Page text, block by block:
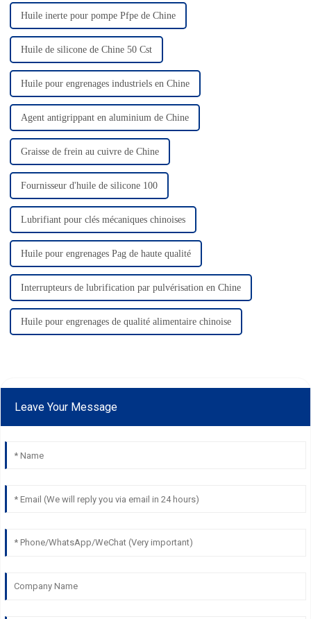
Huile inerte pour pompe Pfpe de Chine
Huile de silicone de Chine 50 Cst
Huile pour engrenages industriels en Chine
Agent antigrippant en aluminium de Chine
Graisse de frein au cuivre de Chine
Fournisseur d'huile de silicone 100
Lubrifiant pour clés mécaniques chinoises
Huile pour engrenages Pag de haute qualité
Interrupteurs de lubrification par pulvérisation en Chine
Huile pour engrenages de qualité alimentaire chinoise
Leave Your Message